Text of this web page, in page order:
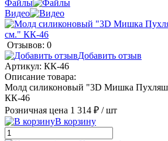
Файлы
Видео
Отзывов: 0
Добавить отзыв
Артикул: КК-46
Описание товара:
Молд силиконовый "3D Мишка Пухляш
КК-46
Розничная цена 1 314 ₽ / шт
В корзину